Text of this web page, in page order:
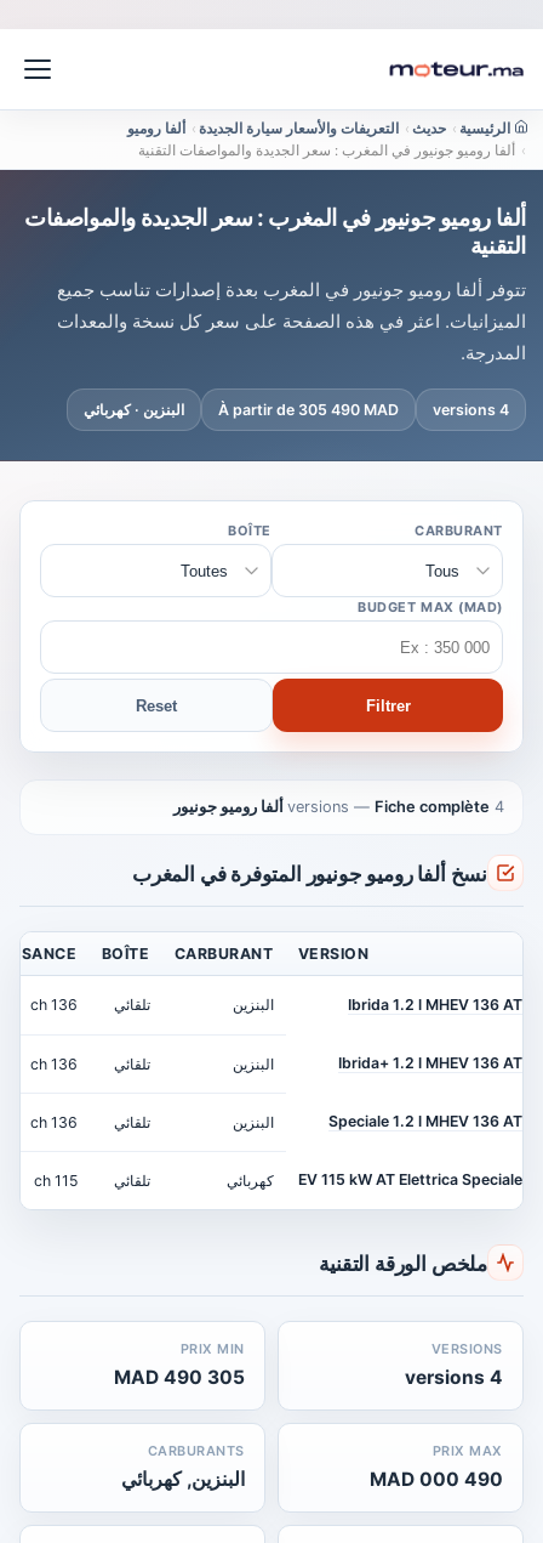
الرئيسية › حديث › التعريفات والأسعار سيارة الجديدة ›
ألفا روميو
›
ألفا روميو جونيور في المغرب : سعر الجديدة والمواصفات التقنية
ألفا روميو جونيور في المغرب : سعر الجديدة والمواصفات
التقنية
تتوفر ألفا روميو جونيور في المغرب بعدة إصدارات تناسب جميع
الميزانيات. اعثر في هذه الصفحة على سعر كل نسخة والمعدات
المدرجة.
4 versions
À partir de 305 490 MAD البنزين · كهربائي
CARBURANT
BOÎTE
BUDGET MAX (MAD)
Filtrer
Reset
4 versions
— Fiche complète ألفا روميو جونيور
نسخ ألفا روميو جونيور المتوفرة في المغرب
VERSION
CARBURANT
BOÎTE
Ibrida 1.2 l MHEV 136 AT البنزين تلقائي 136 ch
Ibrida+ 1.2 l MHEV 136 AT البنزين تلقائي 136 ch
Speciale 1.2 l MHEV 136 AT البنزين تلقائي 136 ch
EV 115 kW AT Elettrica Speciale كهربائي تلقائي 115 ch
ملخص الورقة التقنية
VERSIONS
4 versions
PRIX MIN
305 490 MAD
PRIX MAX
490 000 MAD
CARBURANTS
البنزين, كهربائي